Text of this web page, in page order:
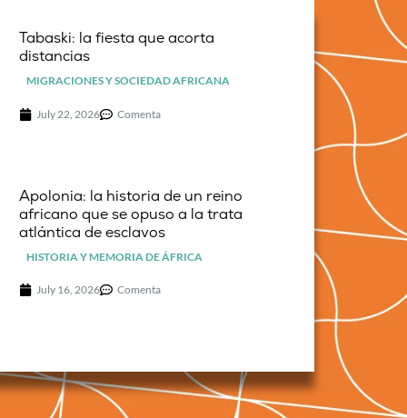
Tabaski: la fiesta que acorta
distancias
MIGRACIONES Y SOCIEDAD AFRICANA
July 22, 2026 Comenta
Apolonia: la historia de un reino
africano que se opuso a la trata
atlántica de esclavos
HISTORIA Y MEMORIA DE ÁFRICA
July 16, 2026 Comenta